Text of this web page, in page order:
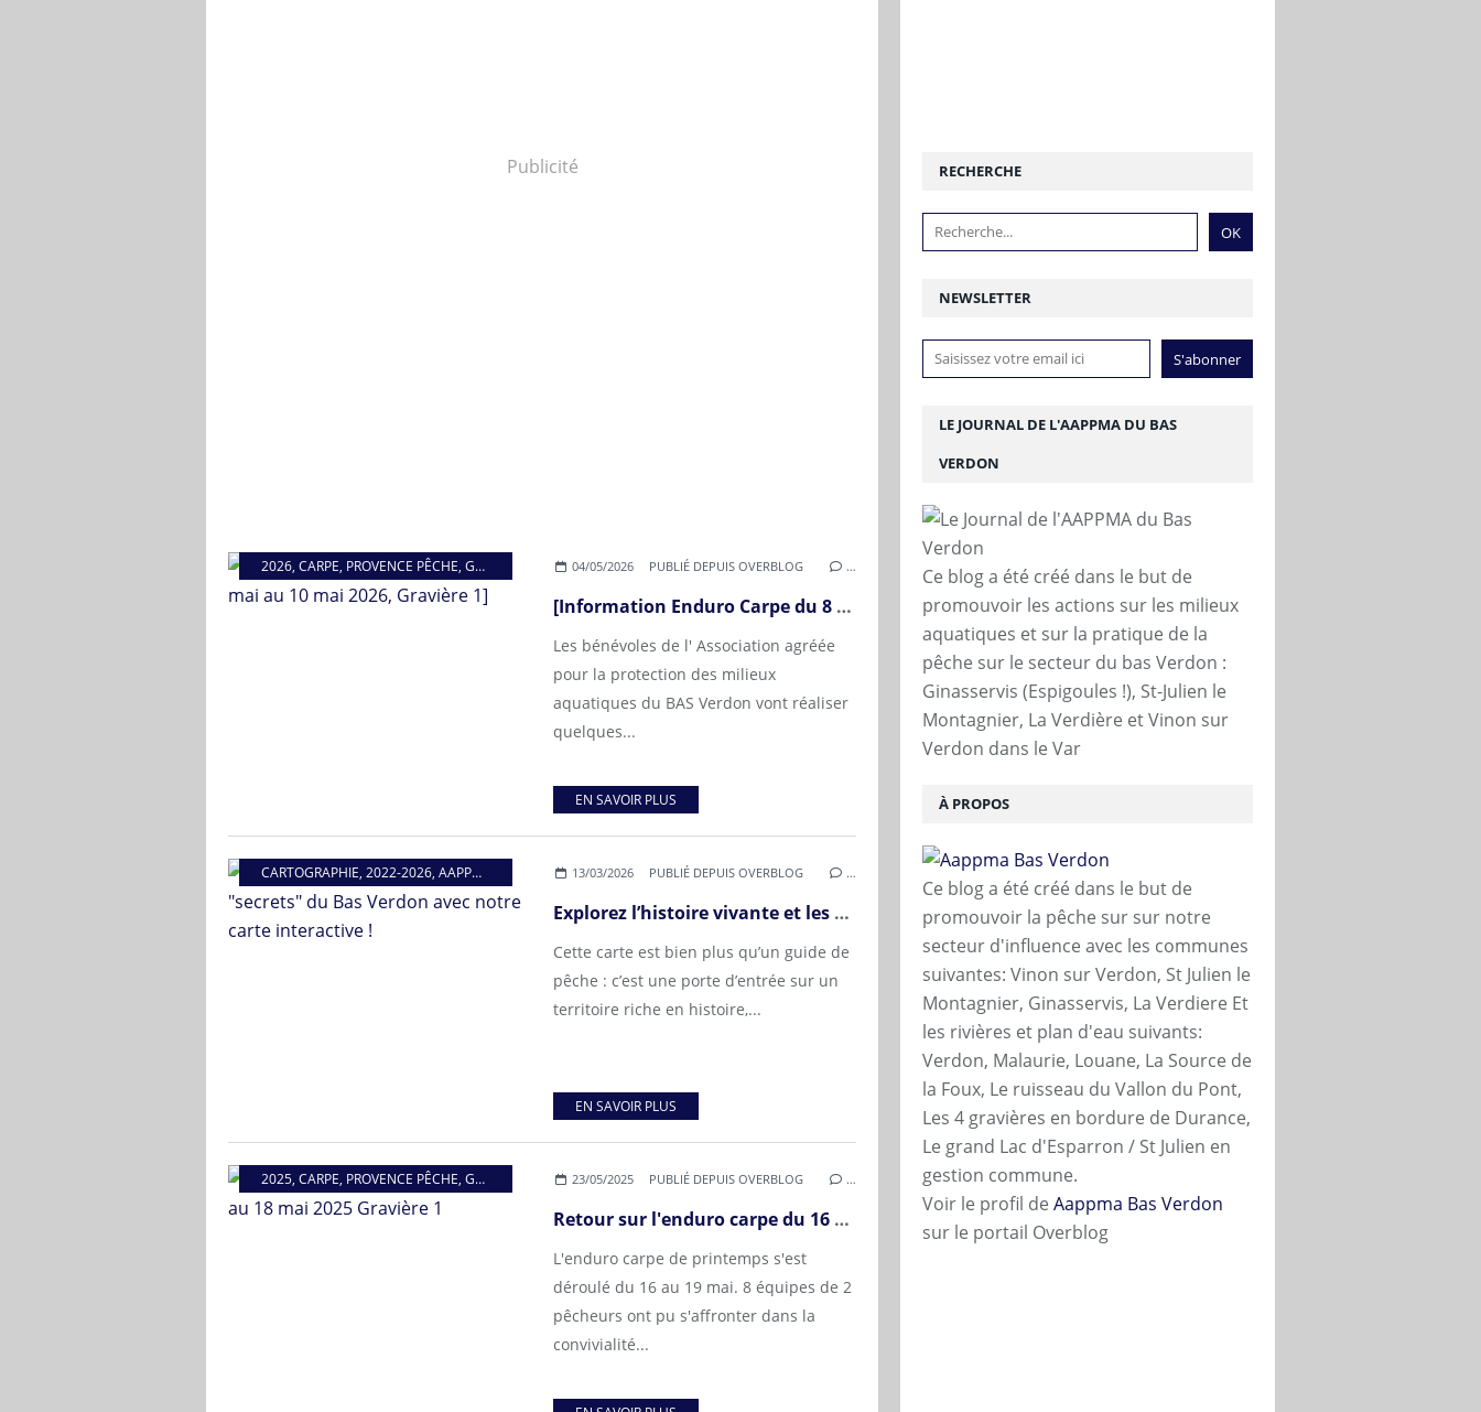
Publicité
2026, CARPE, PROVENCE PÊCHE, GRAVIÈRE 1 BÉNÉVOLAT
04/05/2026 PUBLIÉ DEPUIS OVERBLOG …
[Information Enduro Carpe du 8 mai au 10 mai 2026, Gravière 1]
Les bénévoles de l' Association agréée
pour la protection des milieux
aquatiques du BAS Verdon vont réaliser
quelques...
EN SAVOIR PLUS
CARTOGRAPHIE, 2022-2026, AAPPMA DU BAS VERDON ,BAS VERDON,MALAURIE,LOUANE DURANCE GRAVIERE NOTRE DAME DES TOUSQUES
13/03/2026 PUBLIÉ DEPUIS OVERBLOG …
Explorez l’histoire vivante et les "secrets" du Bas Verdon avec notre carte interactive !
Cette carte est bien plus qu’un guide de
pêche : c’est une porte d’entrée sur un
territoire riche en histoire,...
EN SAVOIR PLUS
2025, CARPE, PROVENCE PÊCHE, GRAVIÈRE 1 23/05/2025 PUBLIÉ DEPUIS OVERBLOG …
Retour sur l'enduro carpe du 16 au 18 mai 2025 Gravière 1
L'enduro carpe de printemps s'est
déroulé du 16 au 19 mai. 8 équipes de 2
pêcheurs ont pu s'affronter dans la
convivialité...
NEWSLETTER
RECHERCHE
LE JOURNAL DE L'AAPPMA DU BAS
VERDON
Ce blog a été créé dans le but de
promouvoir les actions sur les milieux
aquatiques et sur la pratique de la
pêche sur le secteur du bas Verdon :
Ginasservis (Espigoules !), St-Julien le
Montagnier, La Verdière et Vinon sur
Verdon dans le Var
À PROPOS
Ce blog a été créé dans le but de
promouvoir la pêche sur sur notre
secteur d'influence avec les communes
suivantes: Vinon sur Verdon, St Julien le
Montagnier, Ginasservis, La Verdiere Et
les rivières et plan d'eau suivants:
Verdon, Malaurie, Louane, La Source de
la Foux, Le ruisseau du Vallon du Pont,
Les 4 gravières en bordure de Durance,
Le grand Lac d'Esparron / St Julien en
gestion commune.
Voir le profil de Aappma Bas Verdon
sur le portail Overblog